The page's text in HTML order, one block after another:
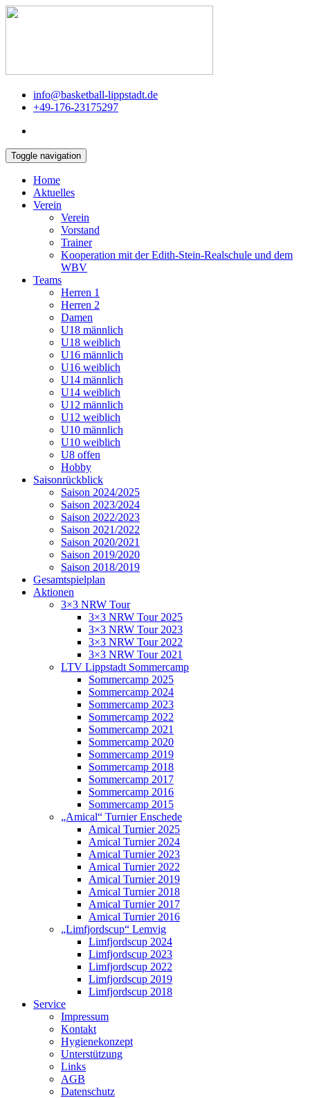
info@basketball-lippstadt.de
+49-176-23175297
Toggle navigation
Home
Aktuelles
Verein
Verein
Vorstand
Trainer
Kooperation mit der Edith-Stein-Realschule und dem
WBV
Teams
Herren 1
Herren 2
Damen
U18 männlich
U18 weiblich
U16 männlich
U16 weiblich
U14 männlich
U14 weiblich
U12 männlich
U12 weiblich
U10 männlich
U10 weiblich
U8 offen
Hobby
Saisonrückblick
Saison 2024/2025
Saison 2023/2024
Saison 2022/2023
Saison 2021/2022
Saison 2020/2021
Saison 2019/2020
Saison 2018/2019
Gesamtspielplan
Aktionen
3×3 NRW Tour
3×3 NRW Tour 2025
3×3 NRW Tour 2023
3×3 NRW Tour 2022
3×3 NRW Tour 2021
LTV Lippstadt Sommercamp
Sommercamp 2025
Sommercamp 2024
Sommercamp 2023
Sommercamp 2022
Sommercamp 2021
Sommercamp 2020
Sommercamp 2019
Sommercamp 2018
Sommercamp 2017
Sommercamp 2016
Sommercamp 2015
„Amical“ Turnier Enschede
Amical Turnier 2025
Amical Turnier 2024
Amical Turnier 2023
Amical Turnier 2022
Amical Turnier 2019
Amical Turnier 2018
Amical Turnier 2017
Amical Turnier 2016
„Limfjordscup“ Lemvig
Limfjordscup 2024
Limfjordscup 2023
Limfjordscup 2022
Limfjordscup 2019
Limfjordscup 2018
Service
Impressum
Kontakt
Hygienekonzept
Unterstützung
Links
AGB
Datenschutz